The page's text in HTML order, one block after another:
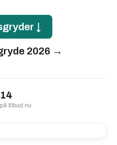
↓
2026 →
14
på tilbud nu
-22%